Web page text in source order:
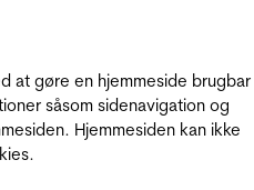
at gøre en hjemmeside
såsom sidenavigation og
Hjemmesiden kan ikke